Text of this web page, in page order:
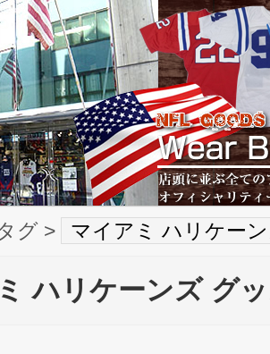
グ > マイアミ ハリケー
ハリケーンズ グ